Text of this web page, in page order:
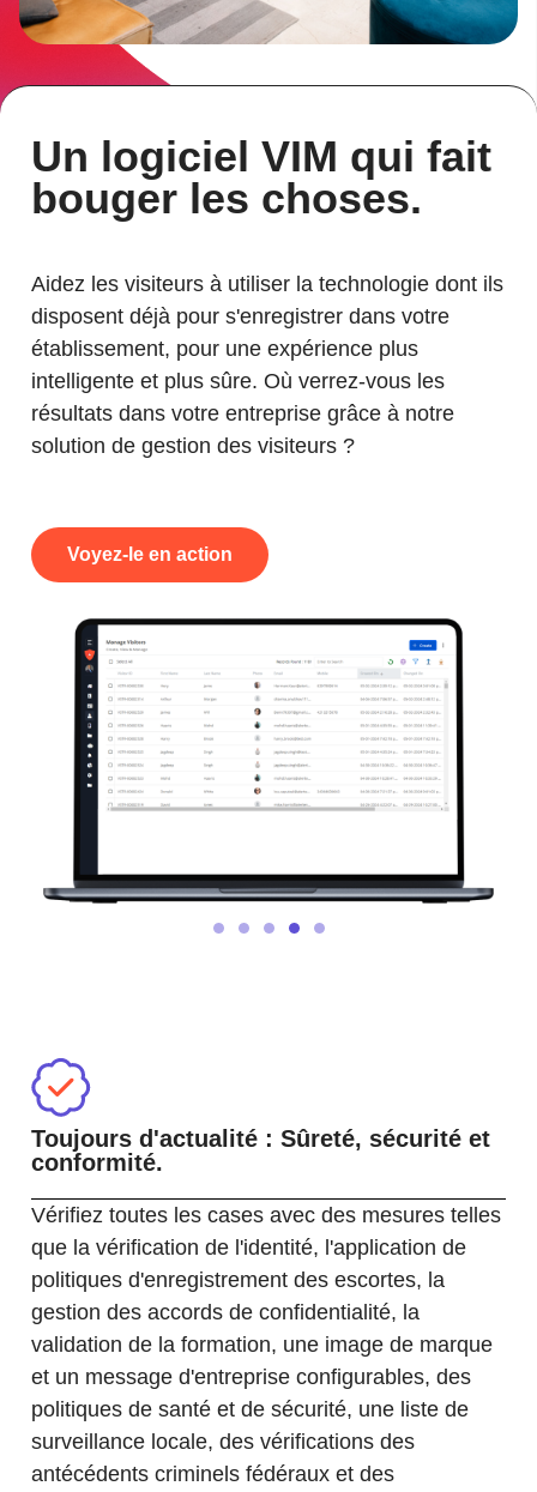
Un logiciel VIM qui fait
bouger les choses.
Aidez les visiteurs à utiliser la technologie dont ils
disposent déjà pour s'enregistrer dans votre
établissement, pour une expérience plus
intelligente et plus sûre. Où verrez-vous les
résultats dans votre entreprise grâce à notre
solution de gestion des visiteurs ?
Voyez-le en action
Toujours d'actualité : Sûreté, sécurité et
conformité.
Vérifiez toutes les cases avec des mesures telles
que la vérification de l'identité, l'application de
politiques d'enregistrement des escortes, la
gestion des accords de confidentialité, la
validation de la formation, une image de marque
et un message d'entreprise configurables, des
politiques de santé et de sécurité, une liste de
surveillance locale, des vérifications des
antécédents criminels fédéraux et des